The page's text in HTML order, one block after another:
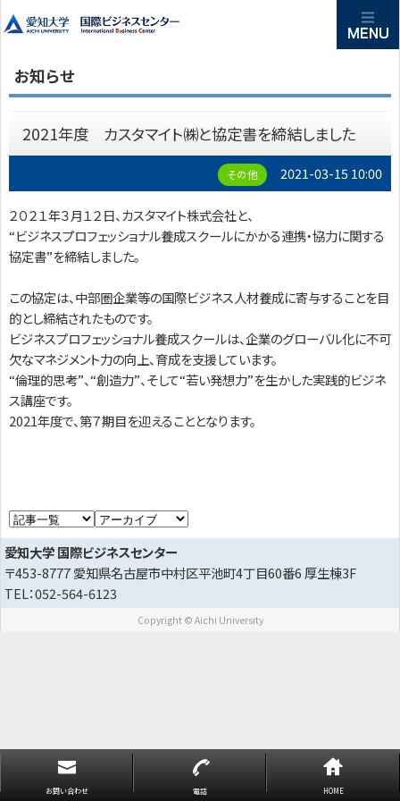
お知らせ
2021年度 カスタマイト㈱と協定書を締結しました
その他 2021-03-15 10:00
２０２１年３月１２日、カスタマイト株式会社と、
“ビジネスプロフェッショナル養成スクールにかかる連携・協力に関する
協定書”を締結しました。
この協定は、中部圏企業等の国際ビジネス人材養成に寄与することを目
的とし締結されたものです。
ビジネスプロフェッショナル養成スクールは、企業のグローバル化に不可
欠なマネジメント力の向上、育成を支援しています。
“倫理的思考”、“創造力”、そして“若い発想力”を生かした実践的ビジネ
ス講座です。
2021年度で、第７期目を迎えることとなります。
愛知大学 国際ビジネスセンター
〒453-8777 愛知県名古屋市中村区平池町4丁目60番6 厚生棟3F
TEL：052-564-6123
Copyright © Aichi University
お問い合わせ 電話 HOME